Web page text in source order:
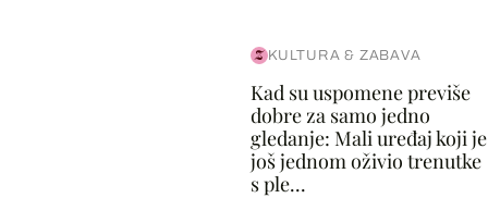
KULTURA & ZABAVA
Kad su uspomene previše
dobre za samo jedno
gledanje: Mali uređaj koji je
još jednom oživio trenutke
s ple...